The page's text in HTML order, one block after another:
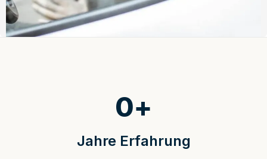
Jahre Erfahrung
0+